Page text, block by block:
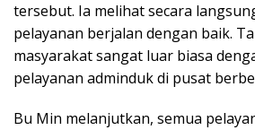
tersebut. Ia melihat secara
pelayanan berjalan dengan baik.
masyarakat sangat luar biasa
pelayanan adminduk di pusat
Bu Min melanjutkan, semua